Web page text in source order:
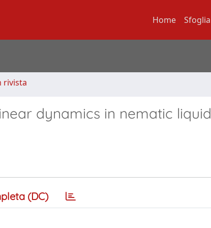
Home Sfoglia
rivista
dynamics in nematic liquid
(DC)